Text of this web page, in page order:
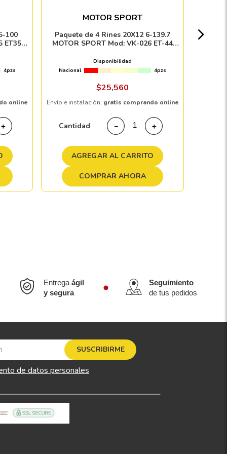
100
ET35
4pzs
online
＋
MOTOR SPORT
Paquete de 4 Rines 20X12 6-139.7
MOTOR SPORT Mod: VK-026 ET-44
Disponibilidad
Nacional
4pzs
$25,560
Envío e instalación, gratis comprando online
Cantidad ＋
－
AGREGAR AL CARRITO
COMPRAR AHORA
Entregaágil
y segura
Seguimiento
de tus pedidos
SUSCRIBIRME
de datos personales